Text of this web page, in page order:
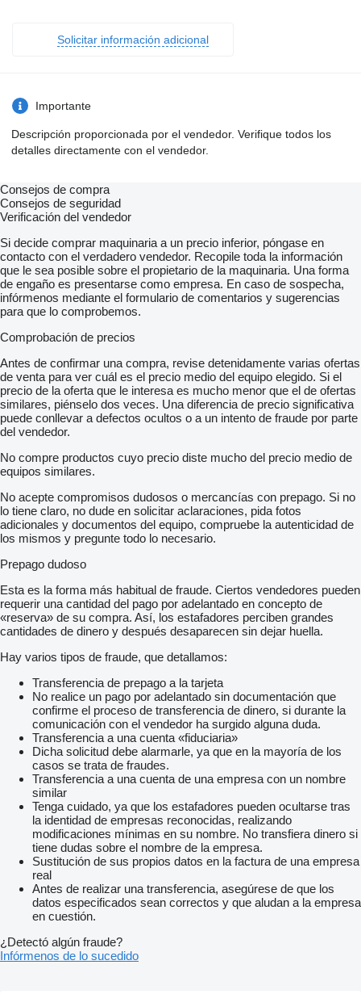
Solicitar información adicional
Importante
Descripción proporcionada por el vendedor. Verifique todos los
detalles directamente con el vendedor.
Consejos de compra
Consejos de seguridad
Verificación del vendedor
Si decide comprar maquinaria a un precio inferior, póngase en
contacto con el verdadero vendedor. Recopile toda la información
que le sea posible sobre el propietario de la maquinaria. Una forma
de engaño es presentarse como empresa. En caso de sospecha,
infórmenos mediante el formulario de comentarios y sugerencias
para que lo comprobemos.
Comprobación de precios
Antes de confirmar una compra, revise detenidamente varias ofertas
de venta para ver cuál es el precio medio del equipo elegido. Si el
precio de la oferta que le interesa es mucho menor que el de ofertas
similares, piénselo dos veces. Una diferencia de precio significativa
puede conllevar a defectos ocultos o a un intento de fraude por parte
del vendedor.
No compre productos cuyo precio diste mucho del precio medio de
equipos similares.
No acepte compromisos dudosos o mercancías con prepago. Si no
lo tiene claro, no dude en solicitar aclaraciones, pida fotos
adicionales y documentos del equipo, compruebe la autenticidad de
los mismos y pregunte todo lo necesario.
Prepago dudoso
Esta es la forma más habitual de fraude. Ciertos vendedores pueden
requerir una cantidad del pago por adelantado en concepto de
«reserva» de su compra. Así, los estafadores perciben grandes
cantidades de dinero y después desaparecen sin dejar huella.
Hay varios tipos de fraude, que detallamos:
Transferencia de prepago a la tarjeta
No realice un pago por adelantado sin documentación que
confirme el proceso de transferencia de dinero, si durante la
comunicación con el vendedor ha surgido alguna duda.
Transferencia a una cuenta «fiduciaria»
Dicha solicitud debe alarmarle, ya que en la mayoría de los
casos se trata de fraudes.
Transferencia a una cuenta de una empresa con un nombre
similar
Tenga cuidado, ya que los estafadores pueden ocultarse tras
la identidad de empresas reconocidas, realizando
modificaciones mínimas en su nombre. No transfiera dinero si
tiene dudas sobre el nombre de la empresa.
Sustitución de sus propios datos en la factura de una empresa
real
Antes de realizar una transferencia, asegúrese de que los
datos especificados sean correctos y que aludan a la empresa
en cuestión.
¿Detectó algún fraude?
Infórmenos de lo sucedido